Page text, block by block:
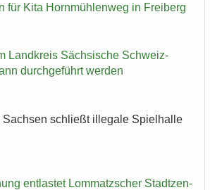
für Kita Horn­müh­len­weg in Frei­berg
Land­kreis Säch­si­sche Schweiz-​
durch­ge­führt wer­den
Sach­sen schließt il­le­ga­le Spiel­hal­le
ent­las­tet Lom­matz­scher Stadt­zen­